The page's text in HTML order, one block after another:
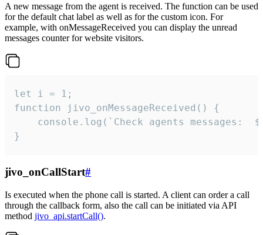
A new message from the agent is received. The function can be used
for the default chat label as well as for the custom icon. For
example, with onMessageReceived you can display the unread
messages counter for website visitors.
let i = 1;
function jivo_onMessageReceived() {
}
jivo_onCallStart#
Is executed when the phone call is started. A client can order a call
through the callback form, also the call can be initiated via API
method jivo_api.startCall().